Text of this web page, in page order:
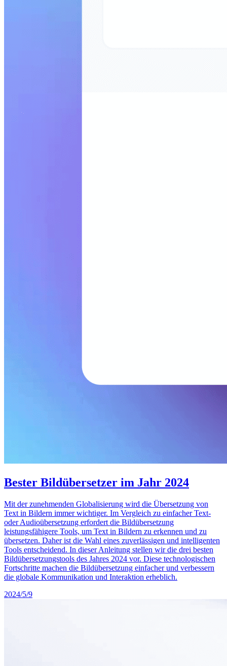
Bester Bildübersetzer im Jahr 2024
Mit der zunehmenden Globalisierung wird die Übersetzung von
Text in Bildern immer wichtiger. Im Vergleich zu einfacher Text-
oder Audioübersetzung erfordert die Bildübersetzung
leistungsfähigere Tools, um Text in Bildern zu erkennen und zu
übersetzen. Daher ist die Wahl eines zuverlässigen und intelligenten
Tools entscheidend. In dieser Anleitung stellen wir die drei besten
Bildübersetzungstools des Jahres 2024 vor. Diese technologischen
Fortschritte machen die Bildübersetzung einfacher und verbessern
die globale Kommunikation und Interaktion erheblich.
2024/5/9